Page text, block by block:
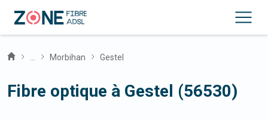
Morbihan Gestel
Fibre optique à Gestel (56530)